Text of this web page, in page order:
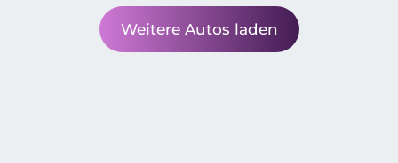
Weitere Autos laden